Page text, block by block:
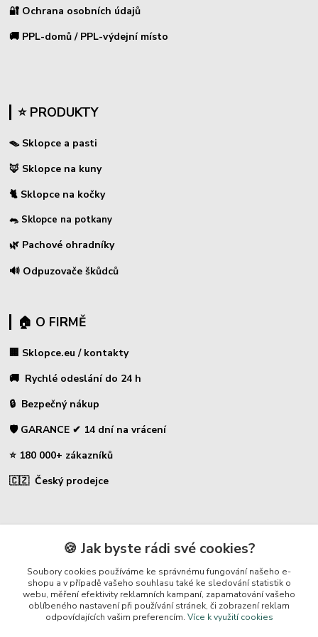
🔐 Ochrana osobních údajů
🚚 PPL-domů / PPL-výdejní místo
⭐ PRODUKTY
🪤 Sklopce a pasti
🦊 Sklopce na kuny
🐈 Sklopce na kočky
🐀 Sklopce na potkany
🌿 Pachové ohradníky
🔊 Odpuzovače škůdců
🏠 O FIRMĚ
🏢 Sklopce.eu / kontakty
🚚 Rychlé odeslání do 24 h
🔒 Bezpečný nákup
🛡️ GARANCE ✔ 14 dní na vrácení
⭐ 180 000+ zákazníků
🇨🇿 Český prodejce
🛡️ Zákaznická podpora
📞 728 007 997
🍪 Jak byste rádi své cookies?
Soubory cookies používáme ke správnému fungování našeho e-
shopu a v případě vašeho souhlasu také ke sledování statistik o
webu, měření efektivity reklamních kampaní, zapamatování vašeho
oblíbeného nastavení při používání stránek, či zobrazení reklam
odpovídajících vašim preferencím. Více k využití cookies